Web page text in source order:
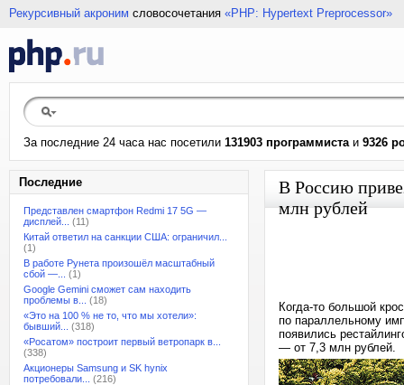
Рекурсивный акроним словосочетания «PHP: Hypertext Preprocessor»
За последние 24 часа нас посетили 131903 программистаи 9326
Последние
Представлен смартфон Redmi 17 5G —
дисплей...
(11)
Китай ответил на санкции США: ограничил...
(1)
В работе Рунета произошёл масштабный
сбой —...
(1)
Google Gemini сможет сам находить
проблемы в...
(18)
«Это на 100 % не то, что мы хотели»:
бывший...
(318)
«Росатом» построит первый ветропарк в...
(338)
Акционеры Samsung и SK hynix
потребовали...
(216)
В Россию
млн рублей
Когда-то большой
по параллельному
появились
— от 7,3 млн рублей.